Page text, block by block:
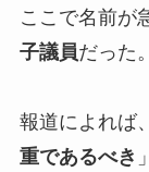
ここで名前が
子議員だった。
報道によれば
重であるべき